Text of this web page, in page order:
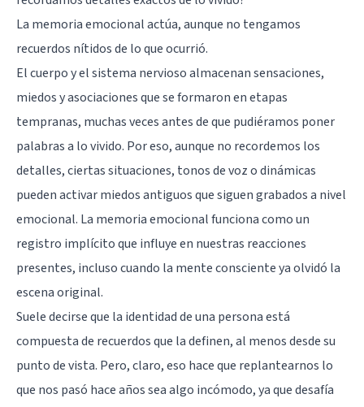
La memoria emocional actúa, aunque no tengamos
recuerdos nítidos de lo que ocurrió.
El cuerpo y el sistema nervioso almacenan sensaciones,
miedos y asociaciones que se formaron en etapas
tempranas, muchas veces antes de que pudiéramos poner
palabras a lo vivido. Por eso, aunque no recordemos los
detalles, ciertas situaciones, tonos de voz o dinámicas
pueden activar miedos antiguos que siguen grabados a nivel
emocional. La memoria emocional funciona como un
registro implícito que influye en nuestras reacciones
presentes, incluso cuando la mente consciente ya olvidó la
escena original.
Suele decirse que la identidad de una persona está
compuesta de recuerdos que la definen, al menos desde su
punto de vista. Pero, claro, eso hace que replantearnos lo
que nos pasó hace años sea algo incómodo, ya que desafía